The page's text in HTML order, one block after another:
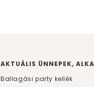
AKTUÁLIS ÜNNEPEK,
Ballagási party kellék